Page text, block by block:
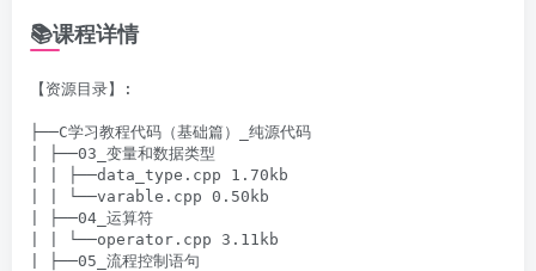
📚课程详情
【资源目录】:
├──C学习教程代码（基础篇）_纯源代码
| ├──03_变量和数据类型
| | ├──data_type.cpp 1.70kb
| | └──varable.cpp 0.50kb
| ├──04_运算符
| | └──operator.cpp 3.11kb
| ├──05_流程控制语句